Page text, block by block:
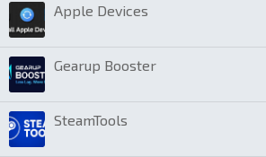
Apple Devices
Gearup Booster
SteamTools